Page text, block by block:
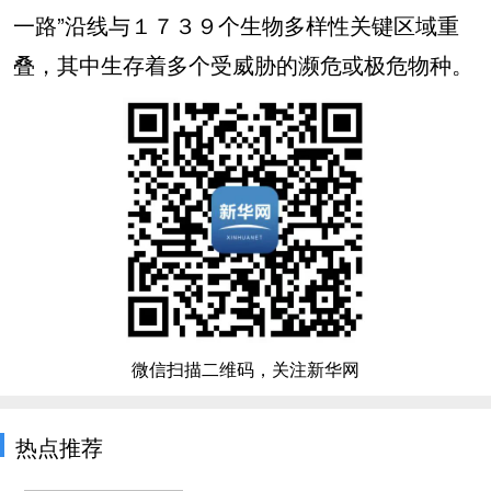
一路”沿线与１７３９个生物多样性关键区域重
叠，其中生存着多个受威胁的濒危或极危物种。
微信扫描二维码，关注新华网
热点推荐